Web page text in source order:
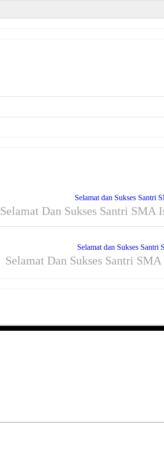
Selamat Dan Sukses Santri
Selamat Dan Sukses Santri